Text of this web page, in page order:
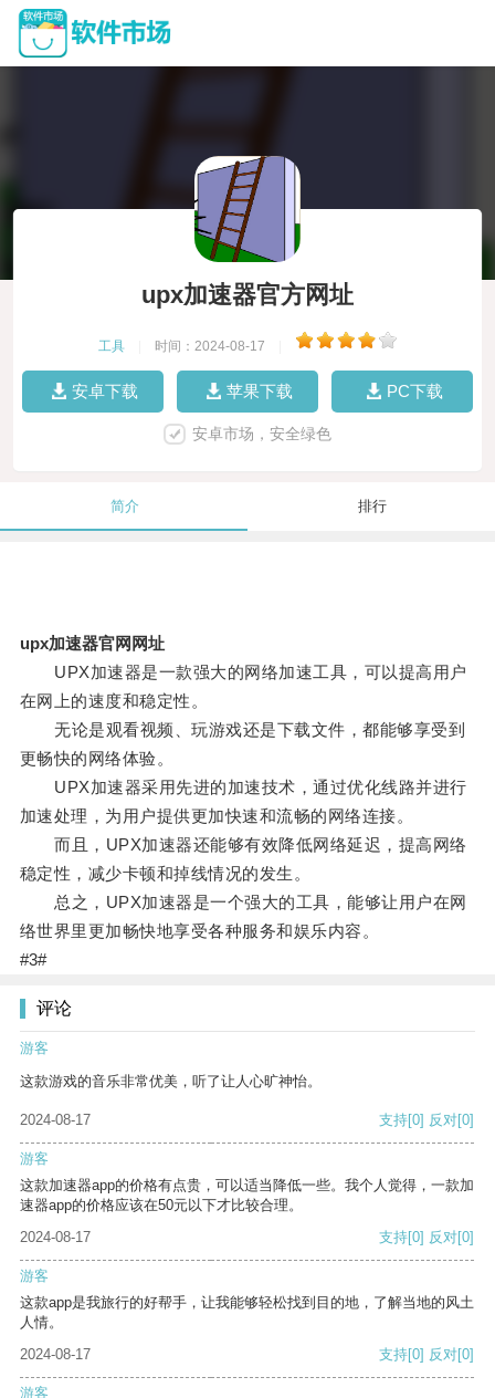
upx加速器官方网址
工具 时间：2024-08-17
安卓下载 苹果下载 PC下载
安卓市场，安全绿色
简介 排行
upx加速器官网网址
UPX加速器是一款强大的网络加速工具，可以提高用户
在网上的速度和稳定性。
无论是观看视频、玩游戏还是下载文件，都能够享受到
更畅快的网络体验。
UPX加速器采用先进的加速技术，通过优化线路并进行
加速处理，为用户提供更加快速和流畅的网络连接。
而且，UPX加速器还能够有效降低网络延迟，提高网络
稳定性，减少卡顿和掉线情况的发生。
总之，UPX加速器是一个强大的工具，能够让用户在网
络世界里更加畅快地享受各种服务和娱乐内容。
#3#
评论
游客
这款游戏的音乐非常优美，听了让人心旷神怡。
2024-08-17 支持[0] 反对[0]
游客
这款加速器app的价格有点贵，可以适当降低一些。我个人觉得，一款加
速器app的价格应该在50元以下才比较合理。
2024-08-17
支持[0] 反对[0]
游客
这款app是我旅行的好帮手，让我能够轻松找到目的地，了解当地的风土
人情。
2024-08-17
支持[0] 反对[0]
游客